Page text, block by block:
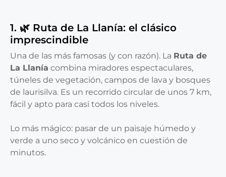
1. 🌿 Ruta de La Llanía: el clásico
imprescindible
Una de las más famosas (y con razón). La Ruta de
La Llanía combina miradores espectaculares,
túneles de vegetación, campos de lava y bosques
de laurisilva. Es un recorrido circular de unos 7 km,
fácil y apto para casi todos los niveles.
Lo más mágico: pasar de un paisaje húmedo y
verde a uno seco y volcánico en cuestión de
minutos.